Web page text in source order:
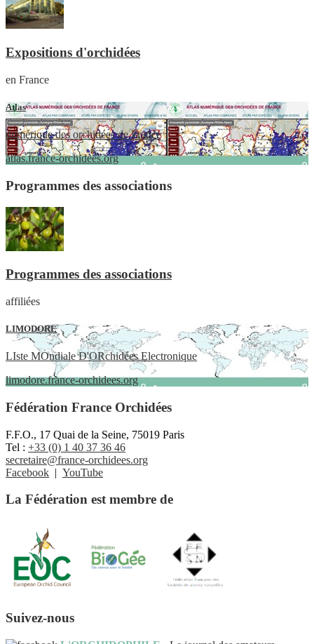
Expositions d'orchidées
en France
Atlas
numérique des orchidées de France
atlas.france-orchidees.org
Programmes des associations
Programmes des associations
affiliées
LIMODORE
LIste MOndiale D'ORchidées Electronique
limodore.france-orchidees.org
Fédération France Orchidées
F.F.O., 17 Quai de la Seine, 75019 Paris
Tel : +33 (0) 1 40 37 36 46
secretaire@france-orchidees.org
Facebook | YouTube
La Fédération est membre de
Suivez-nous